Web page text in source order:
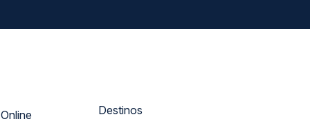
Atendimento Online
Destinos